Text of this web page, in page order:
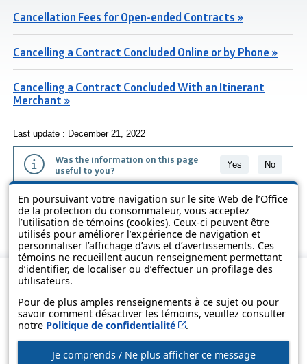
En poursuivant votre navigation sur le site Web de l’Office
de la protection du consommateur, vous acceptez
l’utilisation de témoins (cookies). Ceux-ci peuvent être
utilisés pour améliorer l’expérience de navigation et
personnaliser l’affichage d’avis et d’avertissements. Ces
témoins ne recueillent aucun renseignement permettant
d’identifier, de localiser ou d’effectuer un profilage des
utilisateurs.
Pour de plus amples renseignements à ce sujet ou pour
savoir comment désactiver les témoins, veuillez consulter
notre Politique de confidentialité Cet hyperlien s’ouvrira
.
Je comprends / Ne plus afficher ce message
Cancellation Fees for Open-ended Contracts »
Cancelling a Contract Concluded Online or by Phone »
Cancelling a Contract Concluded With an Itinerant
Merchant »
Last update : December 21, 2022
Was the information on this page
useful to you?
Yes No
The information contained on this page is presented in simple terms to
make it easier to understand. It does not replace the texts of the laws
and regulations.